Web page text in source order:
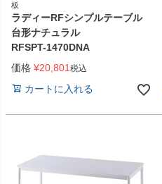
板
ラディーRFシンプルテーブル
台形ナチュラル
RFSPT-1470DNA
価格 ¥20,801税込
カートに入れる